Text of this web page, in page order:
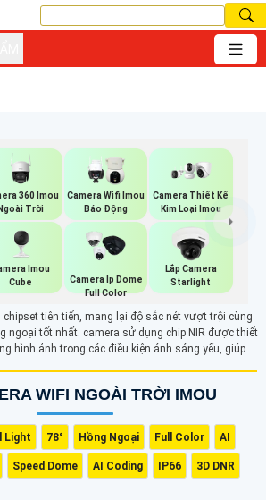
360 Imou
Ngoài Trời
Camera Wifi Imou
Báo Động
Camera Thiết Kế
Kim Loại Imou
Imou
Cube
Camera Ip Dome
Full Color
Lắp Camera
Starlight
tiên tiến, mang lại độ sắc nét vượt trội cùng
ngoại tốt nhất. camera sử dụng chip NIR được thiết
hình ảnh trong các điều kiện ánh sáng yếu, giúp
WIFI NGOÀI TRỜI IMOU
Light 78° Hồng Ngoại Full Color AI
Speed Dome AI Coding IP66 3D DNR